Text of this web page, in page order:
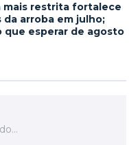
mais restrita fortalece
da arroba em julho;
que esperar de agosto